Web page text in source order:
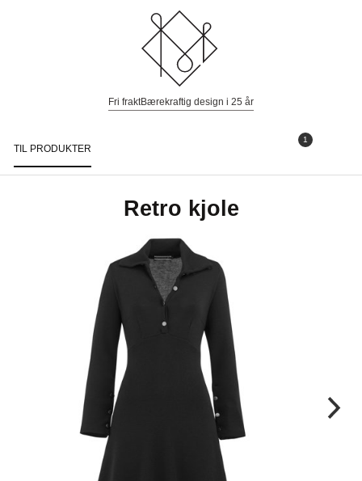
Fri fraktBærekraftig design i 25 år
1
TIL PRODUKTER
Retro kjole